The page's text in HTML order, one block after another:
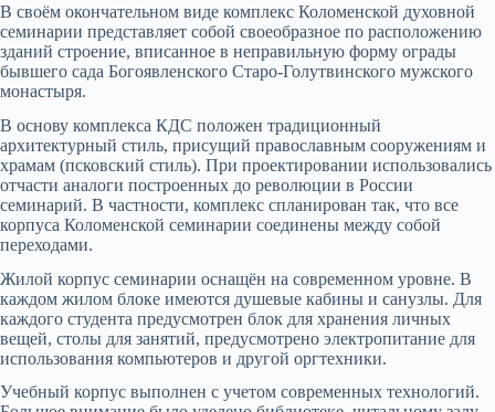
В своём окончательном виде комплекс Коломенской духовной
семинарии представляет собой своеобразное по расположению
зданий строение, вписанное в неправильную форму ограды
бывшего сада Богоявленского Старо-Голутвинского мужского
монастыря.
В основу комплекса КДС положен традиционный
архитектурный стиль, присущий православным сооружениям и
храмам (псковский стиль). При проектировании использовались
отчасти аналоги построенных до революции в России
семинарий. В частности, комплекс спланирован так, что все
корпуса Коломенской семинарии соединены между собой
переходами.
Жилой корпус семинарии оснащён на современном уровне. В
каждом жилом блоке имеются душевые кабины и санузлы. Для
каждого студента предусмотрен блок для хранения личных
вещей, столы для занятий, предусмотрено электропитание для
использования компьютеров и другой оргтехники.
Учебный корпус выполнен с учетом современных технологий.